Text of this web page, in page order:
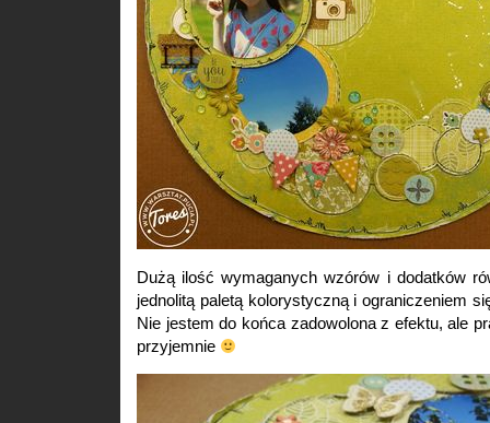
Dużą ilość wymaganych wzórów i dodatków
jednolitą paletą kolorystyczną i ograniczeniem
Nie jestem do końca zadowolona z efektu, ale
przyjemnie